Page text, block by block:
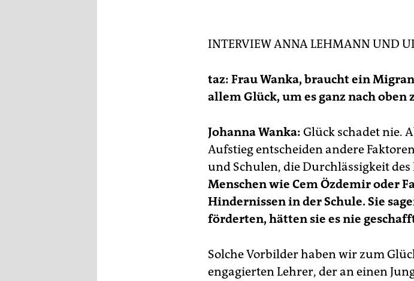
INTERVIEWANNA LEHMANN UND
taz: Frau Wanka, braucht ein
allem Glück, um es ganz nach oben
Johanna Wanka: Glück schadet nie.
Aufstieg entscheiden andere
und Schulen, die Durchlässigkeit
Menschen wie Cem Özdemir oder
Hindernissen in der Schule. Sie
förderten, hätten sie es nie
Solche Vorbilder haben wir zum
engagierten Lehrer, der an einen